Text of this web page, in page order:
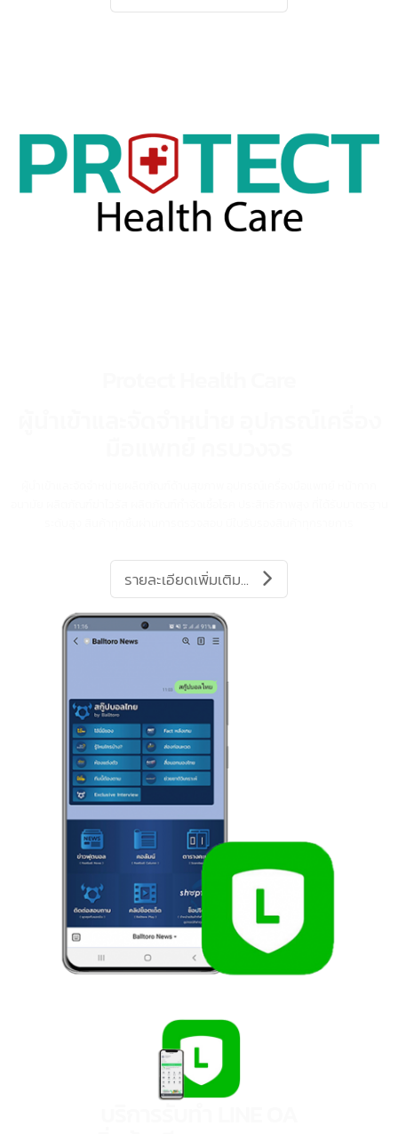
รายละเอียดเพิ่มเติม...
Protect Health Care
ผู้นำเข้าและจัดจำหน่าย อุปกรณ์เครื่อ
มือแพทย์ ครบวงจร
ผู้นำเข้าและจัดจำหน่ายผลิตภัณฑ์ด้านสุขภาพ อุปกรณ์เครื่องมือแพทย์ หน้ากาก
อนามัย ผลิตภัณฑ์ฆ่าไวรัส ผลิตภัณฑ์กำจัดเชื้อโรค ประสิทธิภาพสูง ที่ได้รับมาตรฐ
ระดับสูง สินค้าทุกชิ้นผ่านการตรวจสอบ มีใบรับรองสินค้าทุกรายการ
รายละเอียดเพิ่มเติม...